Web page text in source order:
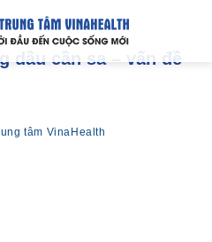
dầu cần sa – vấn đề
tâm VinaHealth